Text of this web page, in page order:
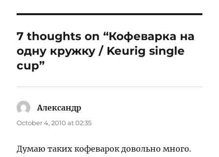
7 thoughts on “Кофеварка на
одну кружку / Keurig single
cup”
Александр
October 4, 2010 at 02:35
Думаю таких кофеварок довольно много.